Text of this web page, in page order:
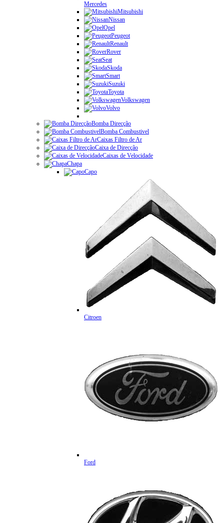
Mercedes
Mitsubishi
Nissan
Opel
Peugeot
Renault
Rover
Seat
Skoda
Smart
Suzuki
Toyota
Volkswagen
Volvo
Bomba Direcção
Bomba Combustivel
Caixas Filtro de Ar
Caixa de Direcção
Caixas de Velocidade
Chapa
Capo
Citroen
Ford